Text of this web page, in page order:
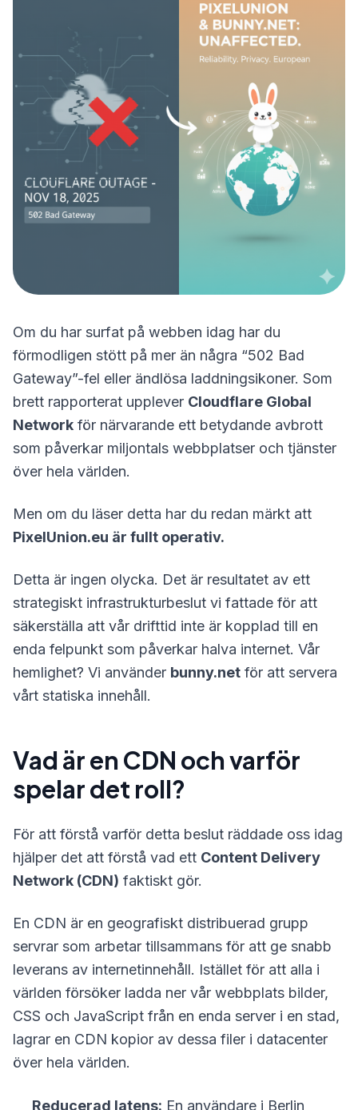
Om du har surfat på webben idag har du
förmodligen stött på mer än några “502 Bad
Gateway”-fel eller ändlösa laddningsikoner. Som
brett rapporterat upplever Cloudflare Global
Network för närvarande ett betydande avbrott
som påverkar miljontals webbplatser och tjänster
över hela världen.
Men om du läser detta har du redan märkt att
PixelUnion.eu är fullt operativ.
Detta är ingen olycka. Det är resultatet av ett
strategiskt infrastrukturbeslut vi fattade för att
säkerställa att vår drifttid inte är kopplad till en
enda felpunkt som påverkar halva internet. Vår
hemlighet? Vi använder bunny.net för att servera
vårt statiska innehåll.
Vad är en CDN och varför
spelar det roll?
För att förstå varför detta beslut räddade oss idag
hjälper det att förstå vad ett Content Delivery
Network (CDN) faktiskt gör.
En CDN är en geografiskt distribuerad grupp
servrar som arbetar tillsammans för att ge snabb
leverans av internetinnehåll. Istället för att alla i
världen försöker ladda ner vår webbplats bilder,
CSS och JavaScript från en enda server i en stad,
lagrar en CDN kopior av dessa filer i datacenter
över hela världen.
Reducerad latens: En användare i Berlin